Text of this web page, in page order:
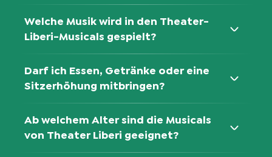
Tanja Banna-Fladrich
Maskenbild
Alexandra Schramm
Lichtkonzept
Rolf Spahn
Regieassistenz
Friederike Flüß
Welche Musik wird in den Theater-
Liberi-Musicals gespielt?
Darf ich Essen, Getränke oder eine
Sitzerhöhung mitbringen?
Ab welchem Alter sind die Musicals
von Theater Liberi geeignet?